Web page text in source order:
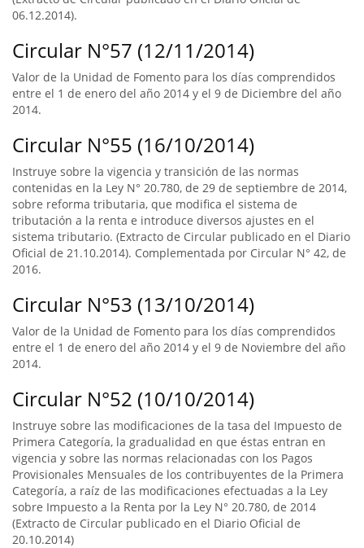
06.12.2014).
Circular N°57 (12/11/2014)
Valor de la Unidad de Fomento para los días comprendidos
entre el 1 de enero del año 2014 y el 9 de Diciembre del año
2014.
Circular N°55 (16/10/2014)
Instruye sobre la vigencia y transición de las normas
contenidas en la Ley N° 20.780, de 29 de septiembre de 2014,
sobre reforma tributaria, que modifica el sistema de
tributación a la renta e introduce diversos ajustes en el
sistema tributario. (Extracto de Circular publicado en el Diario
Oficial de 21.10.2014). Complementada por Circular N° 42, de
2016.
Circular N°53 (13/10/2014)
Valor de la Unidad de Fomento para los días comprendidos
entre el 1 de enero del año 2014 y el 9 de Noviembre del año
2014.
Circular N°52 (10/10/2014)
Instruye sobre las modificaciones de la tasa del Impuesto de
Primera Categoría, la gradualidad en que éstas entran en
vigencia y sobre las normas relacionadas con los Pagos
Provisionales Mensuales de los contribuyentes de la Primera
Categoría, a raíz de las modificaciones efectuadas a la Ley
sobre Impuesto a la Renta por la Ley N° 20.780, de 2014
(Extracto de Circular publicado en el Diario Oficial de
20.10.2014)